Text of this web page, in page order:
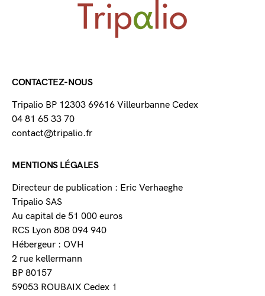
CONTACTEZ-NOUS
Tripalio BP 12303 69616 Villeurbanne Cedex
04 81 65 33 70
contact@tripalio.fr
MENTIONS LÉGALES
Directeur de publication : Eric Verhaeghe
Tripalio SAS
Au capital de 51 000 euros
RCS Lyon 808 094 940
Hébergeur : OVH
2 rue kellermann
BP 80157
59053 ROUBAIX Cedex 1